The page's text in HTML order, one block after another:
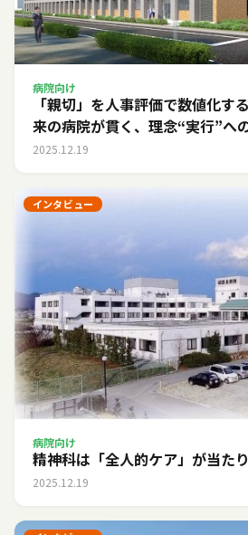
病院向け
「親切」を人事評価で数値化す
来の病院が貫く、理念“実行”へ
2025.12.19
インタビュー
病院向け
精神科は「全人的ケア」が当た
2025.12.19